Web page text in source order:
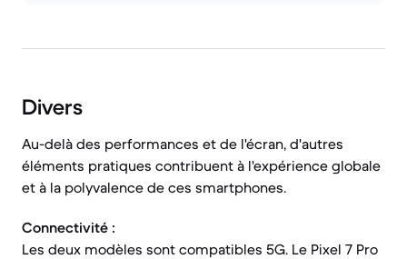
Divers
Au-delà des performances et de l'écran, d'autres
éléments pratiques contribuent à l'expérience globale
et à la polyvalence de ces smartphones.
Connectivité :
Les deux modèles sont compatibles 5G. Le Pixel 7 Pro